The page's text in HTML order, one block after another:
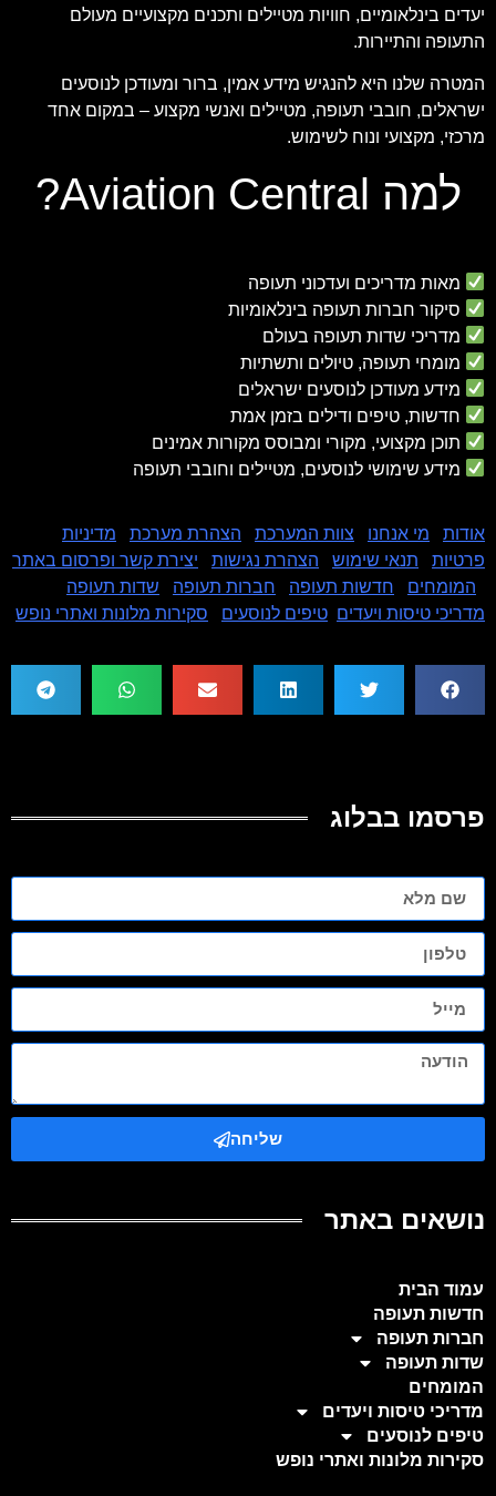
יעדים בינלאומיים, חוויות מטיילים ותכנים מקצועיים מעולם
התעופה והתיירות.
המטרה שלנו היא להנגיש מידע אמין, ברור ומעודכן לנוסעים
ישראלים, חובבי תעופה, מטיילים ואנשי מקצוע – במקום אחד
מרכזי, מקצועי ונוח לשימוש.
למה Aviation Central?
מאות מדריכים ועדכוני תעופה
סיקור חברות תעופה בינלאומיות
מדריכי שדות תעופה בעולם
מומחי תעופה, טיולים ותשתיות
מידע מעודכן לנוסעים ישראלים
חדשות, טיפים ודילים בזמן אמת
תוכן מקצועי, מקורי ומבוסס מקורות אמינים
מידע שימושי לנוסעים, מטיילים וחובבי תעופה
אודות מי אנחנו צוות המערכת הצהרת מערכת
מדיניות
פרטיות
תנאי שימוש הצהרת נגישות
יצירת קשר ופרסום באתר
המומחים חדשות תעופה חברות תעופה שדות תעופה
מדריכי טיסות ויעדים טיפים לנוסעים סקירות מלונות ואתרי נופש
פרסמו בבלוג
שליחה
נושאים באתר
עמוד הבית
חדשות תעופה
חברות תעופה
שדות תעופה
המומחים
מדריכי טיסות ויעדים
טיפים לנוסעים
סקירות מלונות ואתרי נופש